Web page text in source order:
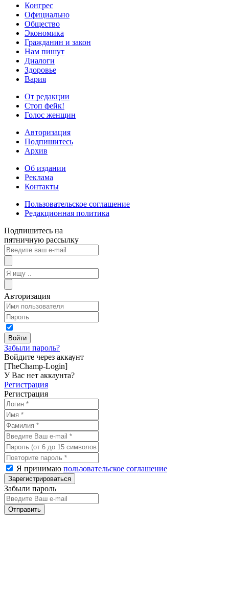
Конгрес
Официально
Общество
Экономика
Гражданин и закон
Нам пишут
Диалоги
Здоровье
Вария
От редакции
Стоп фейк!
Голос женщин
Авторизация
Подпишитесь
Архив
Об издании
Реклама
Контакты
Пользовательское соглашение
Редакционная политика
Подпишитесь на
пятничную рассылку
Авторизация
Забыли пароль?
Войдите через аккаунт
[TheChamp-Login]
У Вас нет аккаунта?
Регистрация
Регистрация
Я принимаю пользовательское соглашение
Забыли пароль